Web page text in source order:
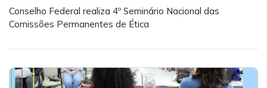
Conselho Federal realiza 4º Seminário Nacional das
Comissões Permanentes de Ética